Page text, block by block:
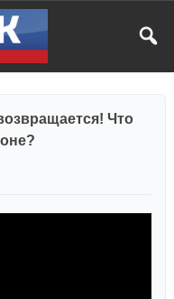
Что